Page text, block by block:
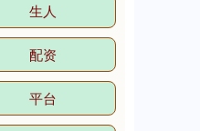
生人
配资
平台